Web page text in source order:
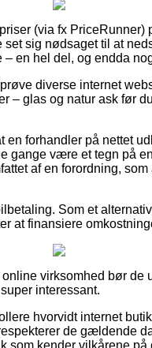
(via fx
set sig nødsaget til at
en hel del, og endda
diverse internet
– glas og natur ask før
forhandler på nettet
gange være et tegn på
af en forordning,
Som et
at finansiere
virksomhed bør de
interessant.
hvorvidt internet
de gældende